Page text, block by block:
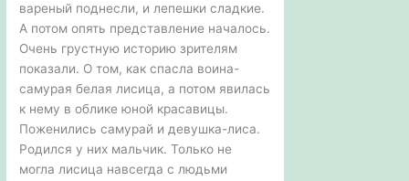
вареный поднесли, и лепешки сладкие.
А потом опять представление началось.
Очень грустную историю зрителям
показали. О том, как спасла воина-
самурая белая лисица, а потом явилась
к нему в облике юной красавицы.
Поженились самурай и девушка-лиса.
Родился у них мальчик. Только не
могла лисица навсегда с людьми